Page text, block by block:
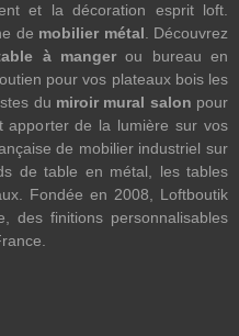
et la décoration esprit loft.
de mobilier métal . Découvrez
à mangerou bureau en
pour vos plateaux bois les
du miroir mural salon pour
apporter de la lumière sur vos
de mobilier industriel sur
de table en métal, les tables
Fondée en 2008, Loftboutik
des finitions personnalisables